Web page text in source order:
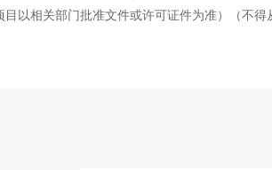
以相关部门批准文件或许可证件为准）（不得